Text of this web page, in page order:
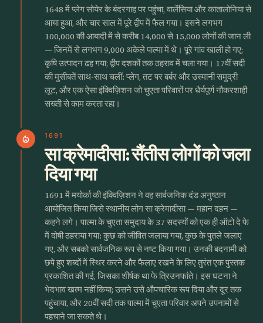
1648 में प्लेग सोयेर के बंदरगाह पर पहुंचा, वालेंसिया और कातालोनिया से
आया हुआ, और चार साल में पूरे द्वीप में फैल गया। इसने लगभग
100,000 की आबादी में से करीब 14,000 से 15,000 लोगों की जान ली
— जिनमें से लगभग 9,000 अकेले पाल्मा में थे। पूरे गांव खाली हो गए;
कृषि उत्पादन ढह गया; द्वीप दशकों तक ठहराव में चला गया। 17वीं सदी
की मुसीबतें साथ-साथ चलीं: प्लेग, तट पर बर्बर और उस्मानी समुद्री
लूट, और एक ऐसा इंक्विज़िशन जो चुएता परिवारों पर धैर्यपूर्ण नौकरशाही
सख्ती से काम करता रहा।
local_fire_department 1691
सा क्रेमादीसा: सैंतीस लोगों को जला
दिया गया
1691 में मयोर्का की इंक्विज़िशन ने वह सार्वजनिक दंड अनुष्ठान
आयोजित किया जिसे स्थानीय लोग सा क्रेमादीसा — महान दहन —
कहने लगे। पाल्मा के चुएता समुदाय के 37 सदस्यों को एक ही ऑटो दे फे
में दोषी ठहराया गया: कुछ को जीवित जलाया गया, कुछ के पुतले जलाए
गए, और सबको सार्वजनिक रूप से नष्ट किया गया। उनकी बदनामी को
छपे हुए शब्दों में स्थिर करने और फैलाए रखने के लिए तुरंत एक पुस्तक
प्रकाशित की गई, जिसका शीर्षक था फे त्रिउनफांते। इस घटना ने
भेदभाव खत्म नहीं किया; उसने उसे औपचारिक रूप दिया और दूर तक
पहुंचाया, और 20वीं सदी तक पाल्मा में चुएता परिवार अपने उपनामों से
पहचाने जा सकते थे।